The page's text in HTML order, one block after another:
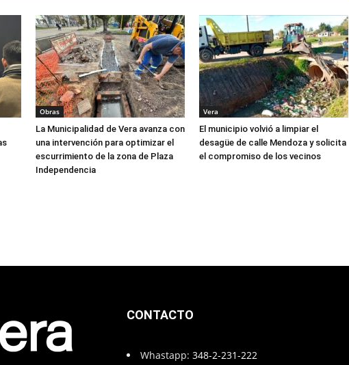
Obras
La Municipalidad de Vera avanza con
una intervención para optimizar el
escurrimiento de la zona de Plaza
Independencia
Vera
El municipio volvió a limpiar el
desagüe de calle Mendoza y solicita
el compromiso de los vecinos
CONTACTO
Whastapp: 348-2-231-222